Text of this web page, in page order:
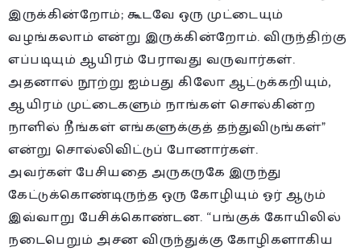
இருக்கின்றோம்; கூடவே ஒரு முட்டையும்
வழங்கலாம் என்று இருக்கின்றோம். விருந்திற்கு
எப்படியும் ஆயிரம் பேராவது வருவார்கள்.
அதனால் நூற்று ஐம்பது கிலோ ஆட்டுக்கறியும்,
ஆயிரம் முட்டைகளும் நாங்கள் சொல்கின்ற
நாளில் நீங்கள் எங்களுக்குத் தந்துவிடுங்கள்”
என்று சொல்லிவிட்டுப் போனார்கள்.
அவர்கள் பேசியதை அருகருகே இருந்து
கேட்டுக்கொண்டிருந்த ஒரு கோழியும் ஓர் ஆடும்
இவ்வாறு பேசிக்கொண்டன. “பங்குக் கோயிலில்
நடைபெறும் அசன விருந்துக்கு கோழிகளாகிய